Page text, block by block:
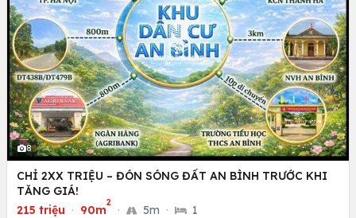
8
CHỈ 2XX TRIỆU – ĐÓN SÓNG ĐẤT AN BÌNH TRƯỚC KHI
TĂNG GIÁ!
215 triệu · 90m
2
· 5m · 1